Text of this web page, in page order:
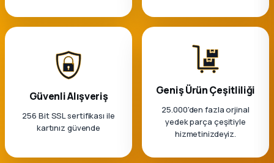
Parça
Güvenli Alışveriş
256 Bit SSL sertifikası ile
kartınız güvende
Geniş Ürün Çeşitliliği
25.000'den fazla orjinal
yedek parça çeşitiyle
hizmetinizdeyiz.